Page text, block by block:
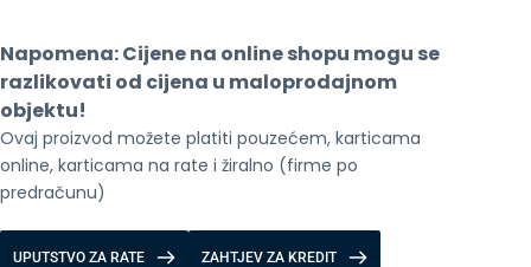
Napomena: Cijene na online shopu mogu se
razlikovati od cijena u maloprodajnom
objektu!
Ovaj proizvod možete platiti pouzećem, karticama
online, karticama na rate i žiralno (firme po
predračunu)
UPUTSTVO ZA RATE ZAHTJEV ZA KREDIT